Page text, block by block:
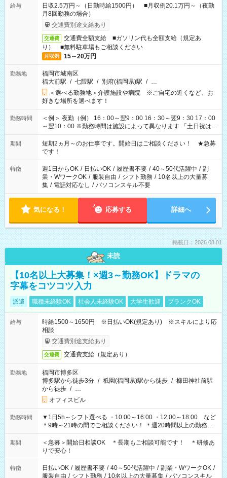
給与
日収2.5万円～（日勤時給1500円） ■月収例20.1万円～（夜勤
月8回勤務の場合）
交通費別途支給あり
交通費
交通費全額支給 ■ガソリン代も全額支給（規定あ
り） ■無料駐車場もご相談ください
月収例 15～20万円
勤務地
福岡市城南区
福大前駅 / 七隈駅 / 別府(福岡県)駅 / …
＜選べる勤務地＞介護施設や病院 ※ご自宅の近くなど、お
好きな場所を選べます！
勤務時間
＜例＞ 夜勤（例） 16：00～翌9：00 16：30～翌9：30 17：00
～翌10：00 ※勤務時間は施設によって異なります 「土日祝は休
みたい」 「しっかり稼ぎたい」 「もう少し遅い時間から始めた
い」など ご希望にあったお仕事をご案内いたします。 ※未経験
の方の場合は1～2ヶ月間は日中での仕事を経験いただき、 お
仕事に慣れてからの夜勤になります。 ★家庭の都合でお休みが
必要な場合も遠慮なくご相談ください。
期間
短期2ヵ月～のお仕事です。開始日はご相談ください！ ★急募
です！
特徴 週1日からOK / 日払いOK / 履歴書不要 / 40～50代活躍中 / 副
業・WワークOK / 服装自由 / シフト勤務 / 10名以上の大量募
集 / 電話対応なし / パソコンスキル不要
気になる！ 応募する 詳細へ
掲載日：2026.08.01
未読
【10名以上大募集！×週3～勤務OK】ドラマの
字幕をコツコツ入力
派遣 職種未経験OK 社会人未経験OK 大学生歓迎 ブランクOK
給与
時給1500～1650円 ※日払いOK(規定あり) ※スキルにより応
相談
交通費別途支給あり
交通費 交通費支給（規定あり）
勤務地
福岡市博多区
博多駅から徒歩3分 / 祇園(福岡県)駅から徒歩 / 櫛田神社前駅
から徒歩 / …
オフィスビル
勤務時間
▼1日5h～シフト選べる ・10:00～16:00 ・12:00～18:00 など
＊9時～21時の間でご相談ください！ ＊週20時間以上の勤務を
お願いします
期間
＜急募＞開始日相談OK ＊長期もご相談可能です！ ＊研修あ
りで安心！
特徴 日払いOK / 履歴書不要 / 40～50代活躍中 / 副業・WワークOK /
服装自由 / シフト勤務 / 10名以上の大量募集 / パソコンスキル